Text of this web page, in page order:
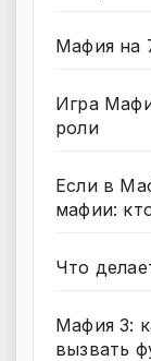
Мафия на
Игра
роли
Если в
мафии:
Что
Мафия 3:
вызвать